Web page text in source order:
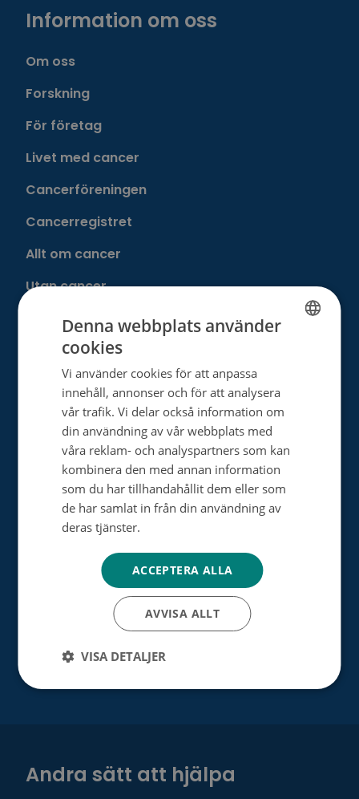
Information om oss
Om oss
Forskning
För företag
Livet med cancer
Cancerföreningen
Cancerregistret
Allt om cancer
Utan cancer
Donera
Välj ditt eget sätt att hjälpa
Bli månadsdonator
Engångsdonation
Bemärkelsedagsinsamling
Minnesgåva
Dagsverkesinsamling
Testamentsdonation
Andra sätt att hjälpa
Denna webbplats använder
cookies
Vi använder cookies för att anpassa
innehåll, annonser och för att analysera
vår trafik. Vi delar också information om
din användning av vår webbplats med
våra reklam- och analyspartners som kan
kombinera den med annan information
som du har tillhandahållit dem eller som
de har samlat in från din användning av
deras tjänster.
ACCEPTERA ALLA
AVVISA ALLT
VISA DETALJER